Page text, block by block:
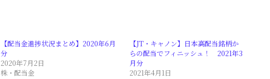
【配当金進捗状況まとめ】2020年6月
分
2020年7月2日
株・配当金
【JT・キャノン】日本高配当銘柄か
らの配当でフィニッシュ！ 2021年3
月分
2021年4月1日